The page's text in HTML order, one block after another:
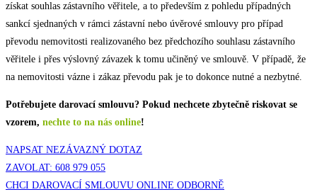
získat souhlas zástavního věřitele, a to především z pohledu případných
sankcí sjednaných v rámci zástavní nebo úvěrové smlouvy pro případ
převodu nemovitosti realizovaného bez předchozího souhlasu zástavního
věřitele i přes výslovný závazek k tomu učiněný ve smlouvě. V případě, že
na nemovitosti vázne i zákaz převodu pak je to dokonce nutné a nezbytné.
Potřebujete darovací smlouvu? Pokud nechcete zbytečně riskovat se
vzorem, nechte to na nás online!
NAPSAT NEZÁVAZNÝ DOTAZ
ZAVOLAT: 608 979 055
CHCI DAROVACÍ SMLOUVU ONLINE ODBORNĚ